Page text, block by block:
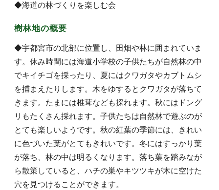
◆海道の林づくりを楽しむ会
樹林地の概要
◆宇都宮市の北部に位置し、田畑や林に囲まれていま
す。休み時間には海道小学校の子供たちが自然林の中
でキイチゴを採ったり、夏にはクワガタやカブトムシ
を捕まえたりします。木をゆするとクワガタが落ちて
きます。たまには椎茸なども採れます。秋にはドング
リもたくさん採れます。子供たちは自然林で遊ぶのが
とても楽しいようです。秋の紅葉の季節には、きれい
に色づいた葉がとてもきれいです。冬にはすっかり葉
が落ち、林の中は明るくなります。落ち葉を踏みなが
ら散策していると、ハチの巣やキツツキが木に空けた
穴を見つけることができます。